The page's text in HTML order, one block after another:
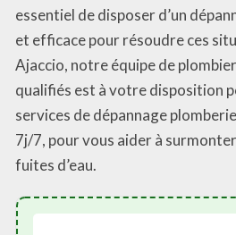
essentiel de disposer d’un
et efficace pour résoudre ces
Ajaccio, notre équipe de
qualifiés est à votre disposition
services de dépannage
7j/7, pour vous aider à
fuites d’eau.